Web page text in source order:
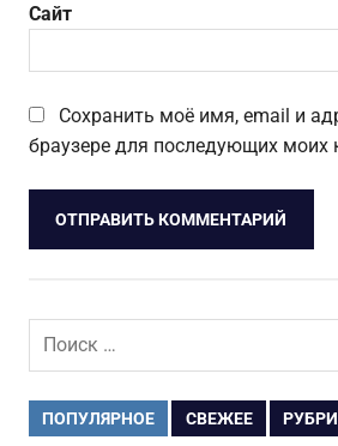
Сайт
Сохранить моё имя, email и
браузере для последующих моих
Поиск
ПОПУЛЯРНОЕ СВЕЖЕЕ